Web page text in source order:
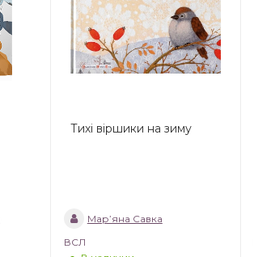
Тихі віршики на зиму
Мар’яна Савка
ВСЛ